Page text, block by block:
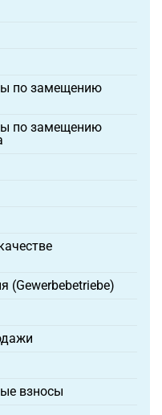
по замещению
по замещению
(Gewerbebetriebe)
взносы